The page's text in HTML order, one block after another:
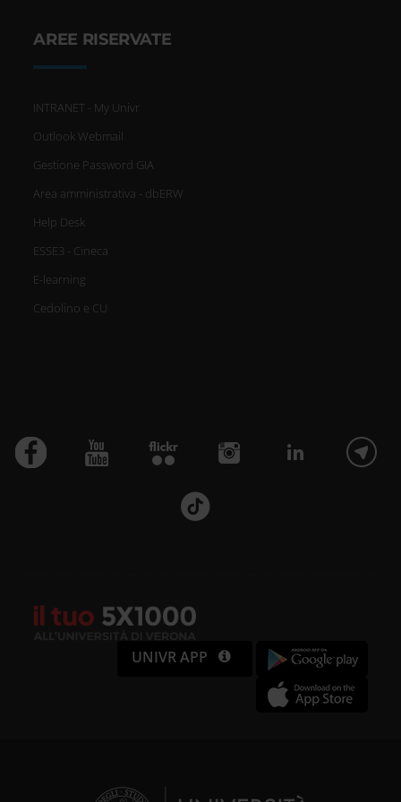
AREE RISERVATE
INTRANET - My Univr
Outlook Webmail
Gestione Password GIA
Area amministrativa - dbERW
Help Desk
ESSE3 - Cineca
E-learning
Cedolino e CU
UNIVR APP